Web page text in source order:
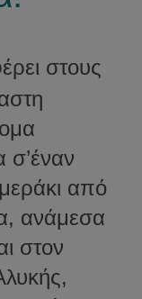
στους
από
ανάμεσα
στον